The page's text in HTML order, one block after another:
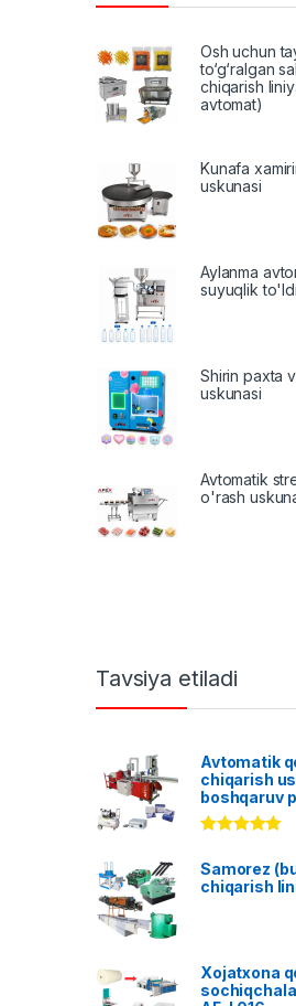
Osh uchun
to‘g‘ralgan
chiqarish
avtomat)
Kunafa
uskunasi
Aylanma
suyuqlik
Shirin paxta
uskunasi
Avtomatik
o'rash
Tavsiya etiladi
Avtomatik
chiqarish
boshqaruv
out of 5
Samorez
chiqarish
Xojatxona